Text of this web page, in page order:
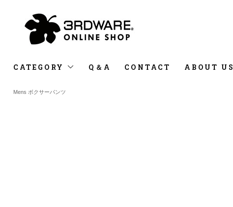
CATEGORY Q＆A CONTACT ABOUT US
Mens ボクサーパンツ